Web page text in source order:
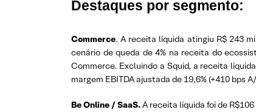
Destaques por segmento:
Commerce. A receita líquida atingiu R$ 243
cenário de queda de 4% na receita do
Commerce. Excluindo a Squid, a receita
margem EBITDA ajustada de 19,6% (+410 bps
Be Online / SaaS.A receita líquida foi de